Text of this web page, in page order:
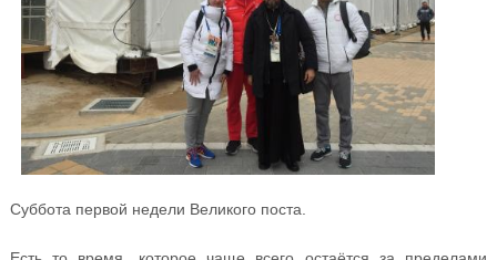
Суббота первой недели Великого поста.